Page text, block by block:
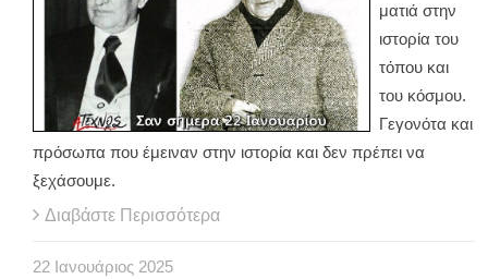
ματιά στην
ιστορία του
τόπου και
του κόσμου.
Γεγονότα και
πρόσωπα που έμειναν στην ιστορία και δεν πρέπει να
ξεχάσουμε.
Διαβάστε Περισσότερα
22 Ιανουάριος 2025